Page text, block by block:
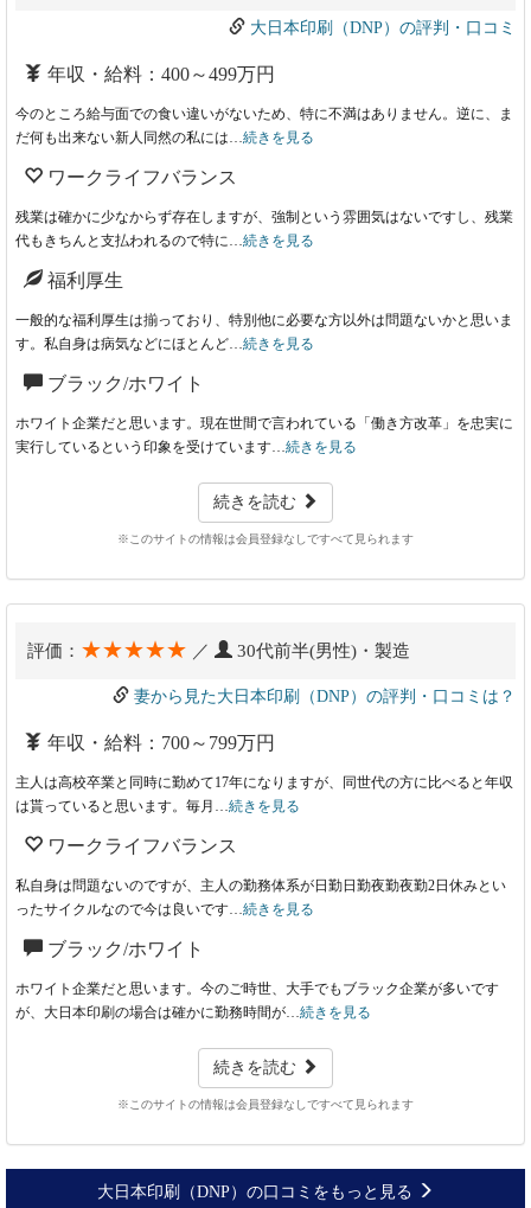
大日本印刷（DNP）の評判・口コミ
年収・給料：400～499万円
今のところ給与面での食い違いがないため、特に不満はありません。逆に、ま
だ何も出来ない新人同然の私には… 続きを見る
ワークライフバランス
残業は確かに少なからず存在しますが、強制という雰囲気はないですし、残業
代もきちんと支払われるので特に… 続きを見る
福利厚生
一般的な福利厚生は揃っており、特別他に必要な方以外は問題ないかと思いま
す。私自身は病気などにほとんど… 続きを見る
ブラック/ホワイト
ホワイト企業だと思います。現在世間で言われている「働き方改革」を忠実に
実行しているという印象を受けています… 続きを見る
続きを読む
※このサイトの情報は会員登録なしですべて見られます
評価： ★★★★★ ／ 30代前半(男性)・製造
妻から見た大日本印刷（DNP）の評判・口コミは？
年収・給料：700～799万円
主人は高校卒業と同時に勤めて17年になりますが、同世代の方に比べると年収
は貰っていると思います。毎月… 続きを見る
ワークライフバランス
私自身は問題ないのですが、主人の勤務体系が日勤日勤夜勤夜勤2日休みとい
ったサイクルなので今は良いです… 続きを見る
ブラック/ホワイト
ホワイト企業だと思います。今のご時世、大手でもブラック企業が多いです
が、大日本印刷の場合は確かに勤務時間が… 続きを見る
続きを読む
※このサイトの情報は会員登録なしですべて見られます
大日本印刷（DNP）の口コミをもっと見る